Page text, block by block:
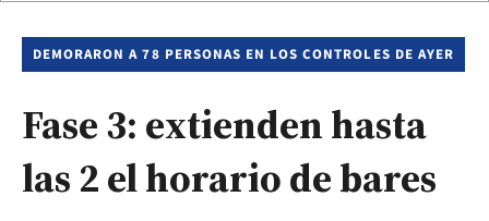
DEMORARON A 78 PERSONAS EN LOS CONTROLES DE AYER
Fase 3: extienden hasta
las 2 el horario de bares